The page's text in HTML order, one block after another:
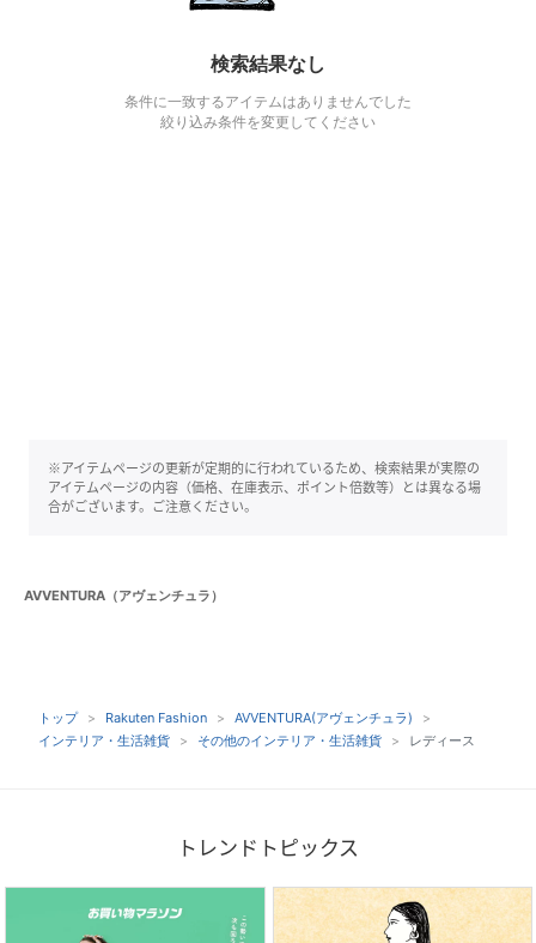
検索結果なし
条件に一致するアイテムはありませんでした
絞り込み条件を変更してください
※アイテムページの更新が定期的に行われているため、検索結果が実際の
アイテムページの内容（価格、在庫表示、ポイント倍数等）とは異なる場
合がございます。ご注意ください。
AVVENTURA（アヴェンチュラ）
トップ Rakuten Fashion
AVVENTURA(アヴェンチュラ)
インテリア・生活雑貨
その他のインテリア・生活雑貨 レディース
トレンドトピックス